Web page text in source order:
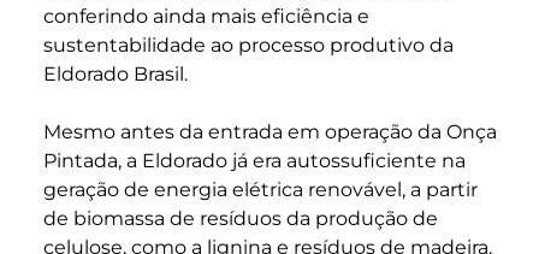
conferindo ainda mais eficiência e
sustentabilidade ao processo produtivo da
Eldorado Brasil.
Mesmo antes da entrada em operação da Onça
Pintada, a Eldorado já era autossuficiente na
geração de energia elétrica renovável, a partir
de biomassa de resíduos da produção de
celulose, como a lignina e resíduos de madeira,